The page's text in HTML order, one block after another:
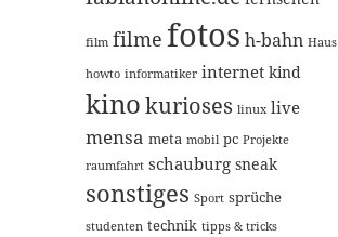
film filme fotos h-bahn Haus
howto informatiker internet kind
kinokurioses linux live
mensa meta mobil pc Projekte
raumfahrt schauburg sneak
sonstiges Sport sprüche
studenten technik tipps & tricks